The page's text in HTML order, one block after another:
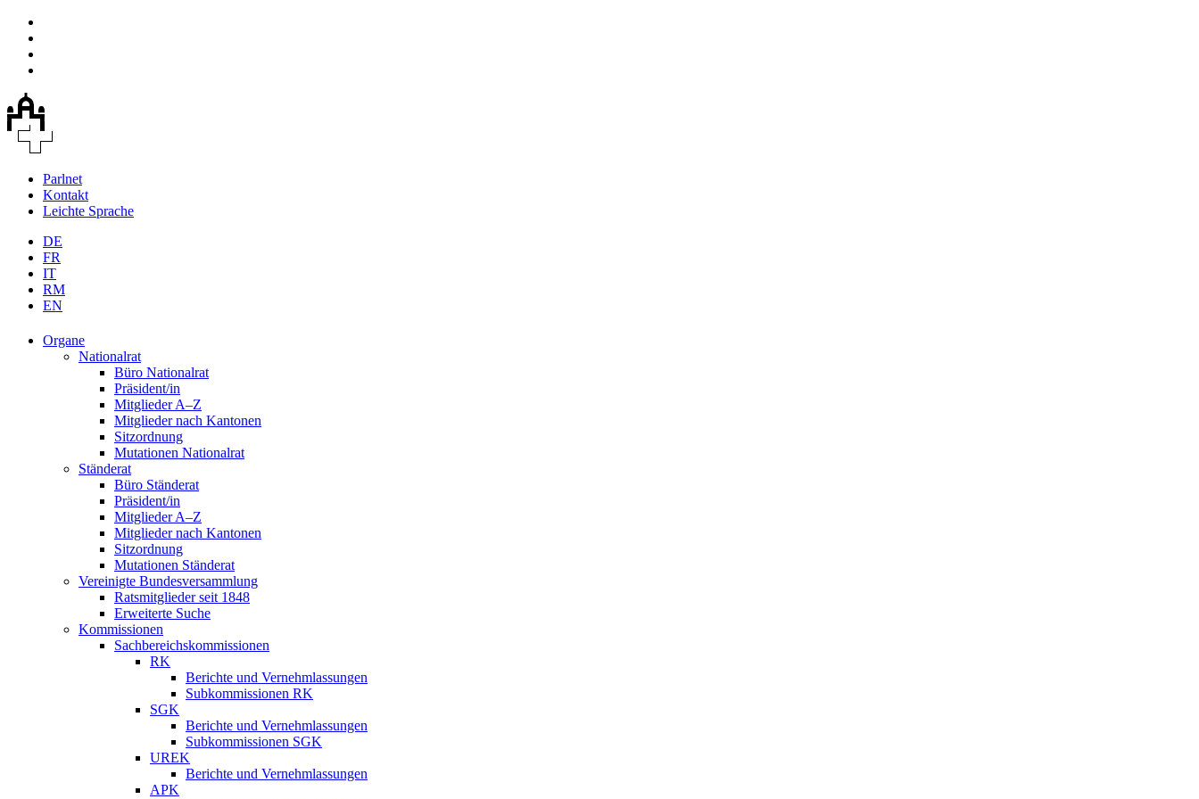
Parlnet
Kontakt
Leichte Sprache
DE
FR
IT
RM
EN
Organe
Nationalrat
Büro Nationalrat
Präsident/in
Mitglieder A–Z
Mitglieder nach Kantonen
Sitzordnung
Mutationen Nationalrat
Ständerat
Büro Ständerat
Präsident/in
Mitglieder A–Z
Mitglieder nach Kantonen
Sitzordnung
Mutationen Ständerat
Vereinigte Bundesversammlung
Ratsmitglieder seit 1848
Erweiterte Suche
Kommissionen
Sachbereichskommissionen
RK
Berichte und Vernehmlassungen
Subkommissionen RK
SGK
Berichte und Vernehmlassungen
Subkommissionen SGK
UREK
Berichte und Vernehmlassungen
APK